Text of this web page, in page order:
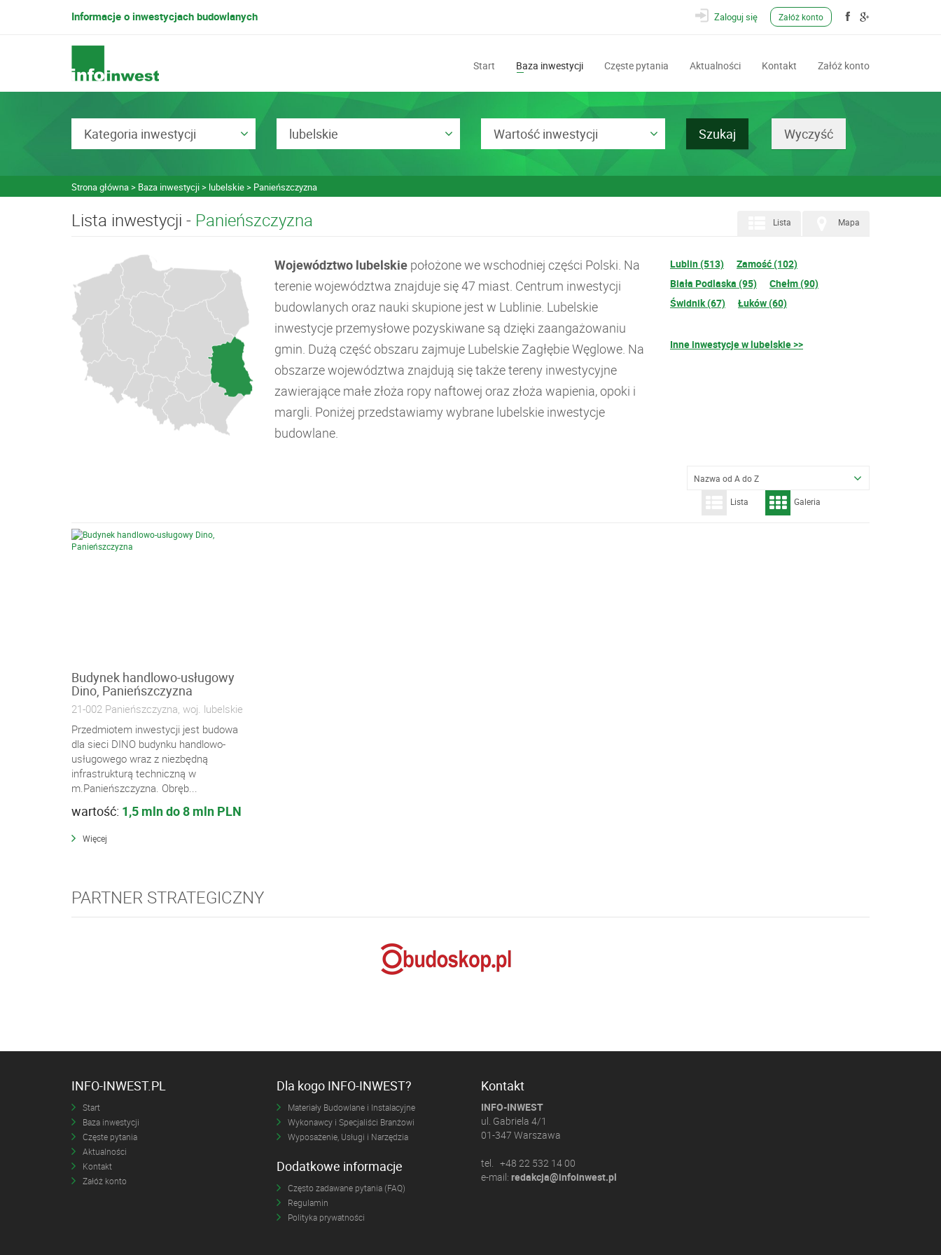
Informacje o inwestycjach budowlanych Zaloguj się Załóż konto
Start Baza inwestycji Częste pytania Aktualności Kontakt Załóż konto
Kategoria inwestycji lubelskie Wartość inwestycji
Strona główna Baza inwestycji lubelskie Panieńszczyzna
Lista inwestycji - Panieńszczyzna Mapa
Lista
Województwo lubelskie położone we wschodniej części Polski. Na
terenie województwa znajduje się 47 miast. Centrum inwestycji
budowlanych oraz nauki skupione jest w Lublinie. Lubelskie
inwestycje przemysłowe pozyskiwane są dzięki zaangażowaniu
gmin. Dużą część obszaru zajmuje Lubelskie Zagłębie Węglowe. Na
obszarze województwa znajdują się także tereny inwestycyjne
zawierające małe złoża ropy naftowej oraz złoża wapienia, opoki i
margli. Poniżej przedstawiamy wybrane lubelskie inwestycje
budowlane.
Lublin (513)
Zamość (102)
Biała Podlaska (95)
Chełm (90)
Świdnik (67)
Łuków (60)
Inne inwestycje w lubelskie >>
Nazwa od A do Z
Lista Galeria
Budynek handlowo-usługowy
Dino, Panieńszczyzna
21-002 Panieńszczyzna, woj. lubelskie
Przedmiotem inwestycji jest budowa
dla sieci DINO budynku handlowo-
usługowego wraz z niezbędną
infrastrukturą techniczną w
m.Panieńszczyzna. Obręb...
wartość: 1,5 mln do 8 mln PLN
Więcej
PARTNER STRATEGICZNY
INFO-INWEST.PL
Start
Baza inwestycji
Częste pytania
Aktualności
Kontakt
Załóż konto
Dla kogo INFO-INWEST?
Materiały Budowlane i Instalacyjne
Wykonawcy i Specjaliści Branżowi
Wyposażenie, Usługi i Narzędzia
Dodatkowe informacje
Często zadawane pytania (FAQ)
Regulamin
Polityka prywatności
Kontakt
INFO-INWEST
ul. Gabriela 4/1
01-347 Warszawa
tel. +48 22 532 14 00
e-mail: redakcja@infoinwest.pl